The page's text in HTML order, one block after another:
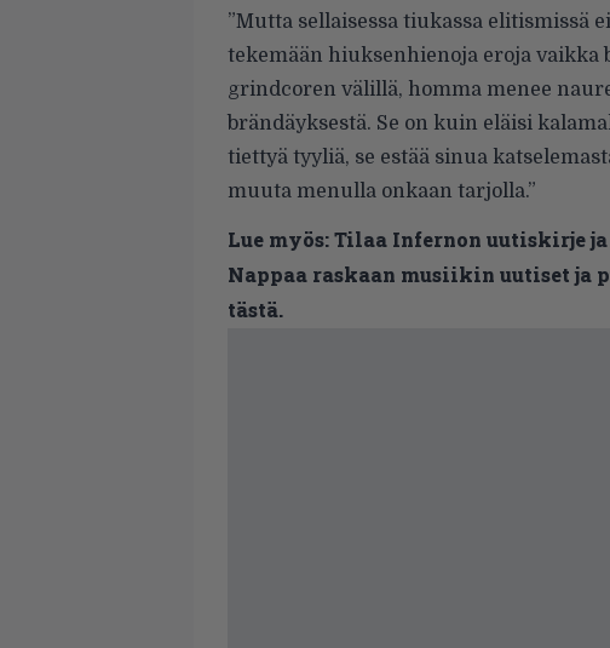
”Mutta sellaisessa tiukassa elitismissä
tekemään hiuksenhienoja eroja vaikka
grindcoren välillä, homma menee
brändäyksestä. Se on kuin eläisi
tiettyä tyyliä, se estää sinua
muuta menulla onkaan tarjolla.”
Lue myös:Tilaa Infernon uutiskirje
Nappaa raskaan musiikin uutiset ja
tästä.